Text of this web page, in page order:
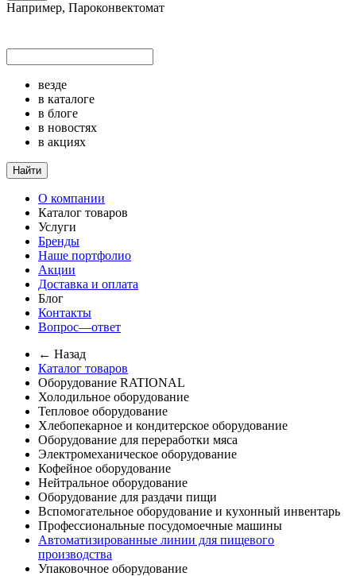
Например, Пароконвектомат
везде
в каталоге
в блоге
в новостях
в акциях
Найти
О компании
Каталог товаров
Услуги
Бренды
Наше портфолио
Акции
Доставка и оплата
Блог
Контакты
Вопрос—ответ
← Назад
Каталог товаров
Оборудование RATIONAL
Холодильное оборудование
Тепловое оборудование
Хлебопекарное и кондитерское оборудование
Оборудование для переработки мяса
Электромеханическое оборудование
Кофейное оборудование
Нейтральное оборудование
Оборудование для раздачи пищи
Вспомогательное оборудование и кухонный инвентарь
Профессиональные посудомоечные машины
Автоматизированные линии для пищевого
производства
Упаковочное оборудование